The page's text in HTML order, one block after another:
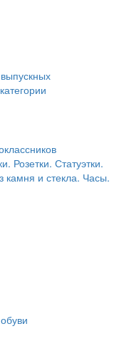
Розетки. Статуэтки.
камня и стекла. Часы.